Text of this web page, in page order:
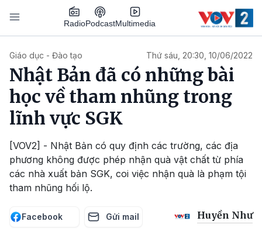
Nhảy đến nội dung
RadioPodcastMultimedia
Giáo dục - Đào tạo Thứ sáu, 20:30, 10/06/2022
Nhật Bản đã có những bài
học về tham nhũng trong
lĩnh vực SGK
[VOV2] - Nhật Bản có quy định các trường, các địa
phương không được phép nhận quà vật chất từ phía
các nhà xuất bản SGK, coi việc nhận quà là phạm tội
tham nhũng hối lộ.
Facebook Gửi mail Huyền Như